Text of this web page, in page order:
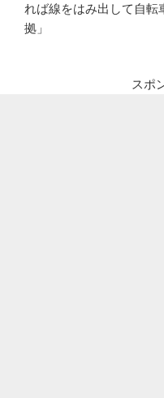
れば線をはみ出して自転
拠」
スポ